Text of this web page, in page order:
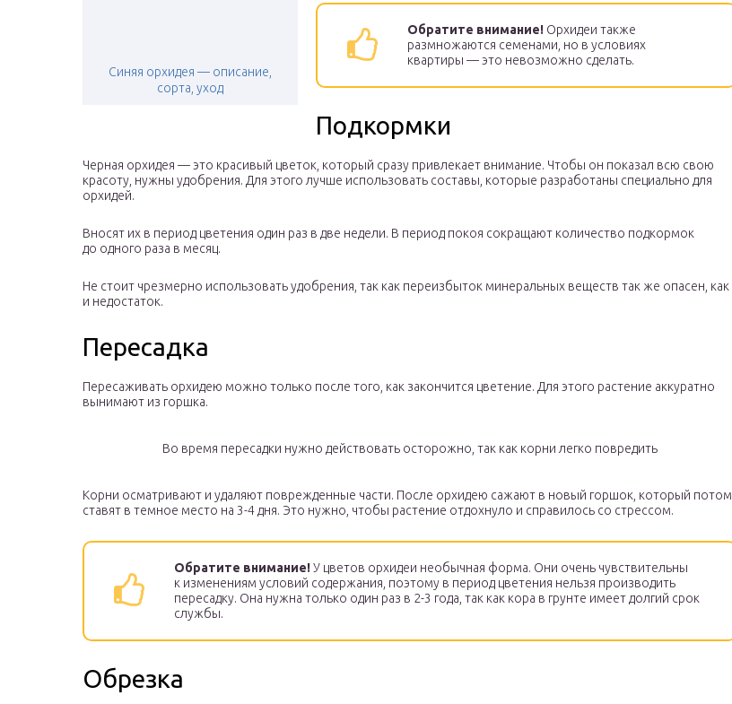
Синяя орхидея — описание,
сорта, уход
Обратите внимание! Орхидеи также
размножаются семенами, но в условиях
квартиры — это невозможно сделать.
Подкормки
Черная орхидея — это красивый цветок, который сразу привлекает внимание. Чтобы он показал всю свою
красоту, нужны удобрения. Для этого лучше использовать составы, которые разработаны специально для
орхидей.
Вносят их в период цветения один раз в две недели. В период покоя сокращают количество подкормок
до одного раза в месяц.
Не стоит чрезмерно использовать удобрения, так как переизбыток минеральных веществ так же опасен, как
и недостаток.
Пересадка
Пересаживать орхидею можно только после того, как закончится цветение. Для этого растение аккуратно
вынимают из горшка.
Во время пересадки нужно действовать осторожно, так как корни легко повредить
Корни осматривают и удаляют поврежденные части. После орхидею сажают в новый горшок, который потом
ставят в темное место на 3-4 дня. Это нужно, чтобы растение отдохнуло и справилось со стрессом.
Обратите внимание!У цветов орхидеи необычная форма. Они очень чувствительны
к изменениям условий содержания, поэтому в период цветения нельзя производить
пересадку. Она нужна только один раз в 2-3 года, так как кора в грунте имеет долгий срок
службы.
Обрезка